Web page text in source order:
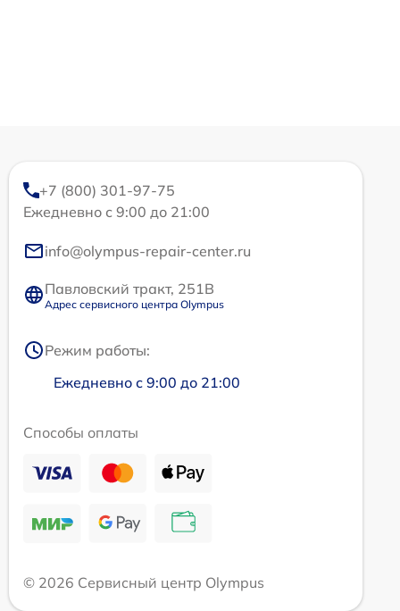
+7 (800) 301-97-75
Ежедневно с 9:00 до 21:00
info@olympus-repair-center.ru
Павловский тракт, 251В
Адрес сервисного центра Olympus
Режим работы:
Ежедневно с 9:00 до 21:00
Способы оплаты
© 2026 Сервисный центр Olympus